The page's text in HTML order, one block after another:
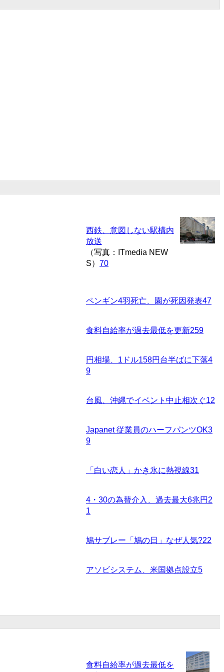
西鉄、意図しない駅構内
放送
（写真：ITmedia NEW
S） 70
ペンギン4羽死亡、園が死因発表47
食料自給率が過去最低を更新259
円相場、1ドル158円台半ばに下落4
9
台風、沖縄でイベント中止相次ぐ12
Japanet 従業員のハーフパンツOK3
9
「白い恋人」かき氷に熱視線31
4・30の為替介入、過去最大6兆円 2
1
鳩サブレー「鳩の日」なぜ人気?22
アソビシステム、米国拠点設立5
食料自給率が過去最低を